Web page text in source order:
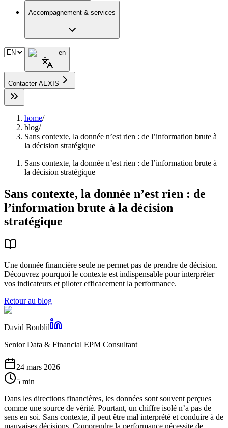
Accompagnement & services
en
Contacter AEXIS
home/
blog/
Sans contexte, la donnée n’est rien : de l’information brute à
la décision stratégique
Sans contexte, la donnée n’est rien : de l’information brute à
la décision stratégique
Sans contexte, la donnée n’est rien : de
l’information brute à la décision
stratégique
Une donnée financière seule ne permet pas de prendre de décision.
Découvrez pourquoi le contexte est indispensable pour interpréter
vos indicateurs et piloter efficacement la performance.
Retour au blog
David Boublil
Senior Data & Financial EPM Consultant
24 mars 2026
5 min
Dans les directions financières, les données sont souvent perçues
comme une source de vérité. Pourtant, un chiffre isolé n’a pas de
sens en soi. Sans contexte, il peut être mal interprété et conduire à de